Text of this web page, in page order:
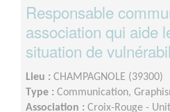
Responsable
association qui aide
situation de
Lieu : CHAMPAGNOLE (39300)
Type : Communication,
Association : Croix-Rouge -